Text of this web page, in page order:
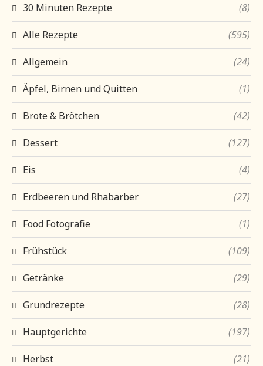
30 Minuten Rezepte (8)
Alle Rezepte (595)
Allgemein (24)
Äpfel, Birnen und Quitten (1)
Brote & Brötchen (42)
Dessert (127)
Eis (4)
Erdbeeren und Rhabarber (27)
Food Fotografie (1)
Frühstück (109)
Getränke (29)
Grundrezepte (28)
Hauptgerichte (197)
Herbst (21)